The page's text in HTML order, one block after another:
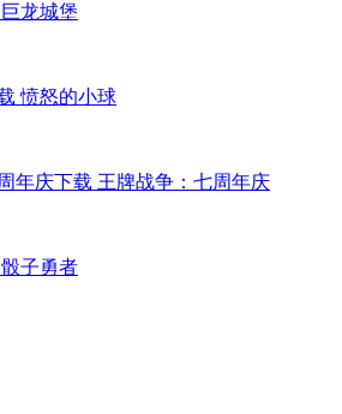
巨龙城堡
愤怒的小球
王牌战争：七周年庆
骰子勇者